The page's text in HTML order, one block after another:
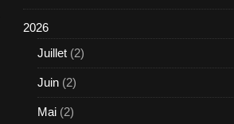
2026
Juillet (2)
Juin (2)
Mai (2)